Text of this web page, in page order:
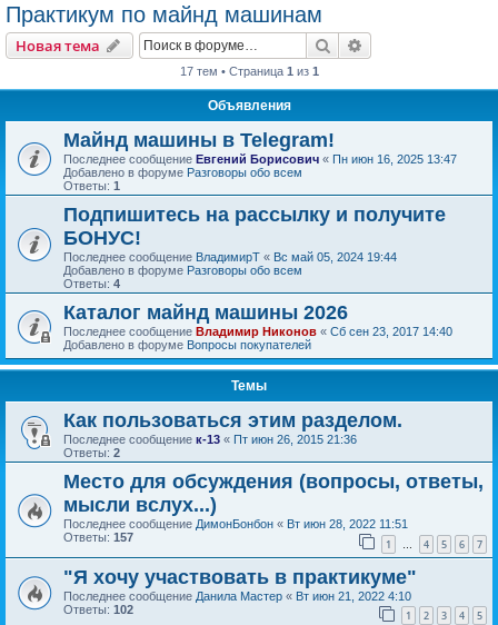
Практикум по майнд машинам
Новая тема Поиск
17 тем • Страница 1 из 1
Объявления
Майнд машины в Telegram!
Последнее сообщение Евгений Борисович « Пн июн 16, 2025 13:47
Добавлено в форуме Разговоры обо всем
Ответы: 1
Подпишитесь на рассылку и получите
БОНУС!
Последнее сообщение ВладимирТ « Вс май 05, 2024 19:44
Добавлено в форуме Разговоры обо всем
Ответы: 4
Каталог майнд машины 2026
Последнее сообщение Владимир Никонов « Сб сен 23, 2017 14:40
Добавлено в форуме Вопросы покупателей
Темы
Как пользоваться этим разделом.
Последнее сообщение к-13 « Пт июн 26, 2015 21:36
Ответы: 2
Место для обсуждения (вопросы, ответы,
мысли вслух...)
Последнее сообщение ДимонБонбон « Вт июн 28, 2022 11:51
Ответы: 157 1 … 4 5 6 7
"Я хочу участвовать в практикуме"
Последнее сообщение Данила Мастер « Вт июн 21, 2022 4:10
Ответы: 102 1 2 3 4 5